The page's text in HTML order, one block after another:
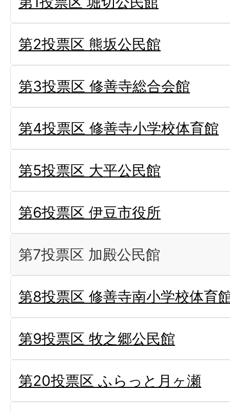
第2投票区 熊坂公民館
第3投票区 修善寺総合会館
第4投票区 修善寺小学校体育館
第5投票区 大平公民館
第6投票区 伊豆市役所
第7投票区 加殿公民館
第8投票区 修善寺南小学校体育
第9投票区 牧之郷公民館
第20投票区 ふらっと月ヶ瀬